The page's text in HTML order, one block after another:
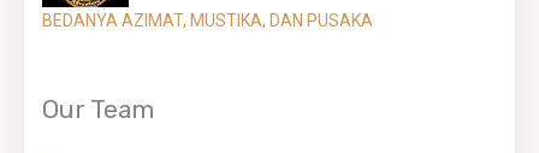
BEDANYA AZIMAT, MUSTIKA, DAN PUSAKA
Our Team